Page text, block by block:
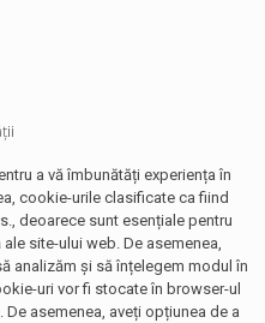
a vă îmbunătăți experiența în
cookie-urile clasificate ca fiind
deoarece sunt esențiale pentru
site-ului web. De asemenea,
analizăm și să înțelegem modul în
uri vor fi stocate în browser-ul
asemenea, aveți opțiunea de a